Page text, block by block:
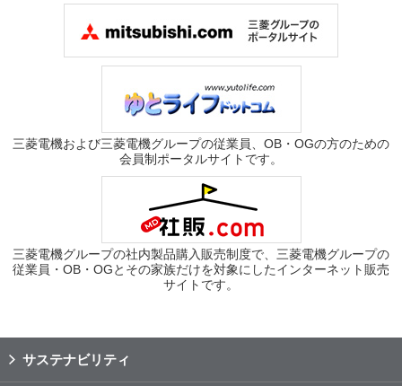
三菱電機および三菱電機グループの従業員、OB・OGの方のための
会員制ポータルサイトです。
三菱電機グループの社内製品購入販売制度で、三菱電機グループの
従業員・OB・OGとその家族だけを対象にしたインターネット販売
サイトです。
サステナビリティ